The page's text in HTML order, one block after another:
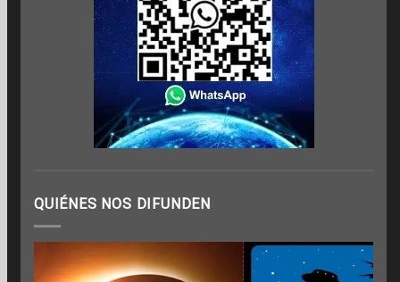
QUIÉNES NOS DIFUNDEN